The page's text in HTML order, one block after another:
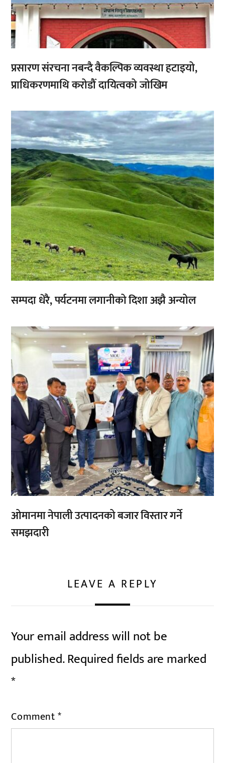
प्रसारण संरचना नबन्दै वैकल्पिक व्यवस्था हटाइयो,
प्राधिकरणमाथि करोडौँ दायित्वको जोखिम
,
सम्पदा धेरै, पर्यटनमा लगानीको दिशा अझै अन्योल
,,
ओमानमा नेपाली उत्पादनको बजार विस्तार गर्ने
समझदारी
LEAVE A REPLY
Your email address will not be
published.Required fields are marked
*
Comment*